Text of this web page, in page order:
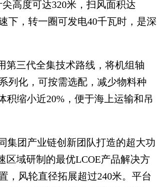
高度可达320米，扫风面积达
下，转一圈可发电40千瓦时，是深
三代全集技术路线，将机组轴
列化，可按需选配，减少物料种
缩小近20%，便于海上运输和吊
团产业链创新团队打造的超大功
区域研制的最优LCOE产品解决方
，风轮直径拓展超过240米。平台